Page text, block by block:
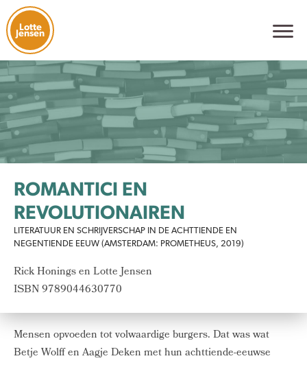
Lotte
Jensen
ROMANTICI EN
REVOLUTIONAIREN
LITERATUUR EN SCHRIJVERSCHAP IN DE ACHTTIENDE EN
NEGENTIENDE EEUW (AMSTERDAM: PROMETHEUS, 2019)
Rick Honings en Lotte Jensen
ISBN 9789044630770
Mensen opvoeden tot volwaardige burgers. Dat was wat
Betje Wolff en Aagje Deken met hun achttiende-eeuwse